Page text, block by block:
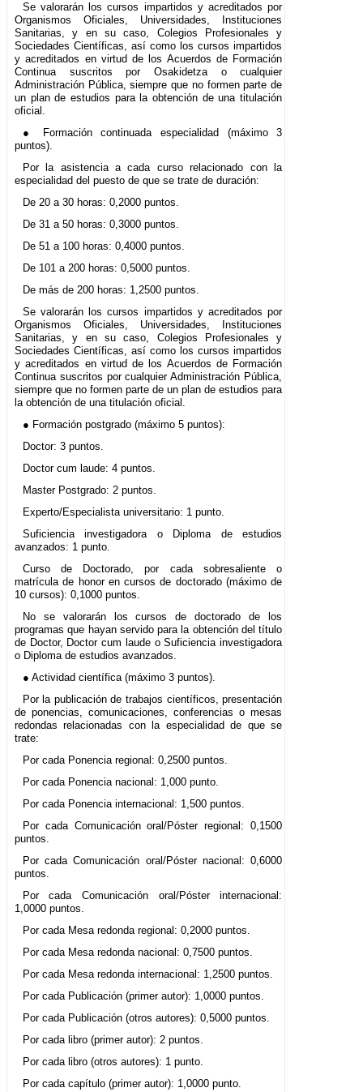
Se valorarán los cursos impartidos y acreditados por
Organismos Oficiales, Universidades, Instituciones
Sanitarias, y en su caso, Colegios Profesionales y
Sociedades Científicas, así como los cursos impartidos
y acreditados en virtud de los Acuerdos de Formación
Continua suscritos por Osakidetza o cualquier
Administración Pública, siempre que no formen parte de
un plan de estudios para la obtención de una titulación
oficial.
● Formación continuada especialidad (máximo 3
puntos).
Por la asistencia a cada curso relacionado con la
especialidad del puesto de que se trate de duración:
De 20 a 30 horas: 0,2000 puntos.
De 31 a 50 horas: 0,3000 puntos.
De 51 a 100 horas: 0,4000 puntos.
De 101 a 200 horas: 0,5000 puntos.
De más de 200 horas: 1,2500 puntos.
Se valorarán los cursos impartidos y acreditados por
Organismos Oficiales, Universidades, Instituciones
Sanitarias, y en su caso, Colegios Profesionales y
Sociedades Científicas, así como los cursos impartidos
y acreditados en virtud de los Acuerdos de Formación
Continua suscritos por cualquier Administración Pública,
siempre que no formen parte de un plan de estudios para
la obtención de una titulación oficial.
● Formación postgrado (máximo 5 puntos):
Doctor: 3 puntos.
Doctor cum laude: 4 puntos.
Master Postgrado: 2 puntos.
Experto/Especialista universitario: 1 punto.
Suficiencia investigadora o Diploma de estudios
avanzados: 1 punto.
Curso de Doctorado, por cada sobresaliente o
matrícula de honor en cursos de doctorado (máximo de
10 cursos): 0,1000 puntos.
No se valorarán los cursos de doctorado de los
programas que hayan servido para la obtención del título
de Doctor, Doctor cum laude o Suficiencia investigadora
o Diploma de estudios avanzados.
● Actividad científica (máximo 3 puntos).
Por la publicación de trabajos científicos, presentación
de ponencias, comunicaciones, conferencias o mesas
redondas relacionadas con la especialidad de que se
trate:
Por cada Ponencia regional: 0,2500 puntos.
Por cada Ponencia nacional: 1,000 punto.
Por cada Ponencia internacional: 1,500 puntos.
Por cada Comunicación oral/Póster regional: 0,1500
puntos.
Por cada Comunicación oral/Póster nacional: 0,6000
puntos.
Por cada Comunicación oral/Póster internacional:
1,0000 puntos.
Por cada Mesa redonda regional: 0,2000 puntos.
Por cada Mesa redonda nacional: 0,7500 puntos.
Por cada Mesa redonda internacional: 1,2500 puntos.
Por cada Publicación (primer autor): 1,0000 puntos.
Por cada Publicación (otros autores): 0,5000 puntos.
Por cada libro (primer autor): 2 puntos.
Por cada libro (otros autores): 1 punto.
Por cada capítulo (primer autor): 1,0000 punto.